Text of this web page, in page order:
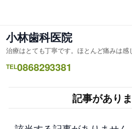
ス
キ
ッ
小林歯科医院
治療はとても丁寧です。ほとんど痛みは感
TEL0868293381
記事があり